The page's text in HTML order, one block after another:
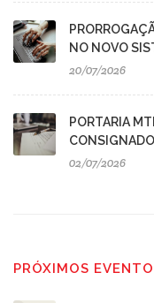
NO NOVO
20/07/2026
PORTARIA
CONSIGNADO
02/07/2026
PRÓXIMOS